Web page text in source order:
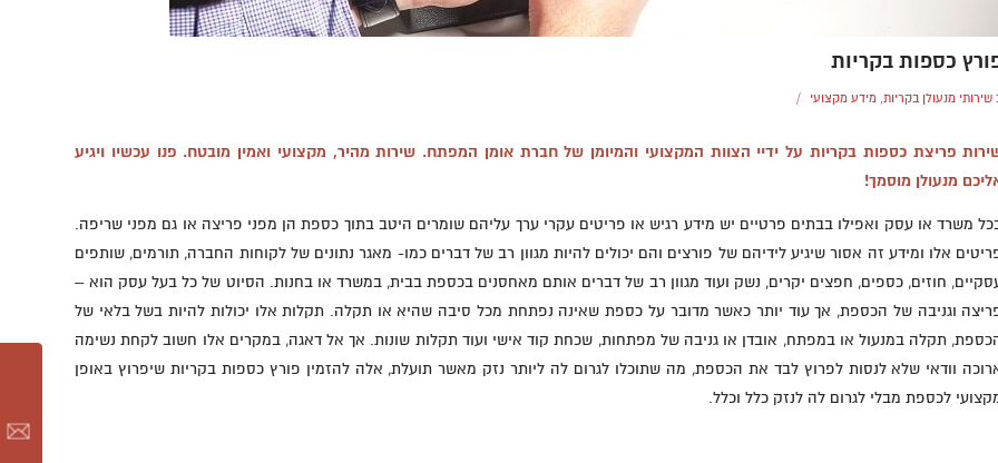
כספות בקריות
שירותי מנעולן בקריות, מידע מקצועי /
פריצת כספות בקריות על ידיי הצוות המקצועי והמיומן של חברת אומן המפתח. שירות מהיר, מקצועי ואמין מובטח. פנו עכשיו ויגיע
מנעולן מוסמך!
משרד או עסק ואפילו בבתים פרטיים יש מידע רגיש או פריטים עקרי ערך עליהם שומרים היטב בתוך כספת הן מפני פריצה או גם מפני שריפה.
אלו ומידע זה אסור שיגיע לידיהם של פורצים והם יכולים להיות מגוון רב של דברים כמו- מאגר נתונים של לקוחות החברה, תורמים, שותפים
חוזים, כספים, חפצים יקרים, נשק ועוד מגוון רב של דברים אותם מאחסנים בכספת בבית, במשרד או בחנות. הסיוט של כל בעל עסק הוא –
וגניבה של הכספת, אך עוד יותר כאשר מדובר על כספת שאינה נפתחת מכל סיבה שהיא או תקלה. תקלות אלו יכולות להיות בשל בלאי של
תקלה במנעול או במפתח, אובדן או גניבה של מפתחות, שכחת קוד אישי ועוד תקלות שונות. אך אל דאגה, במקרים אלו חשוב לקחת נשימה
וודאי שלא לנסות לפרוץ לבד את הכספת, מה שתוכלו לגרום לה ליותר נזק מאשר תועלת, אלה להזמין פורץ כספות בקריות שיפרוץ באופן
לכספת מבלי לגרום לה לנזק כלל וכלל.